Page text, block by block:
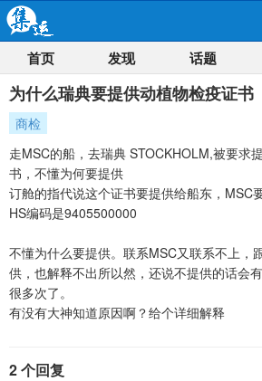
首页 发现 话题
为什么瑞典要提供动植物检疫证书
商检
走MSC的船，去瑞典 STOCKHOLM,被要求
书，不懂为何要提供
订舱的指代说这个证书要提供给船东，MSC
HS编码是9405500000
不懂为什么要提供。联系MSC又联系不上，
供，也解释不出所以然，还说不提供的话会
很多次了。
有没有大神知道原因啊？给个详细解释
2 个回复